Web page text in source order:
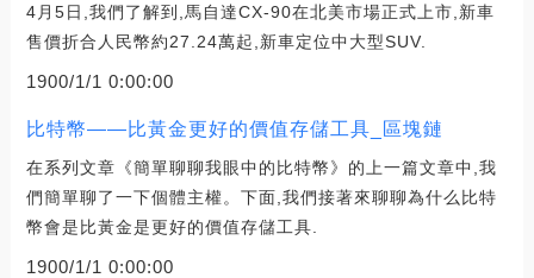
4月5日,我們了解到,馬自達CX-90在北美市場正式上市,新車
售價折合人民幣約27.24萬起,新車定位中大型SUV.
1900/1/1 0:00:00
比特幣——比黃金更好的價值存儲工具_區塊鏈
在系列文章《簡單聊聊我眼中的比特幣》的上一篇文章中,我
們簡單聊了一下個體主權。下面,我們接著來聊聊為什么比特
幣會是比黃金是更好的價值存儲工具.
1900/1/1 0:00:00